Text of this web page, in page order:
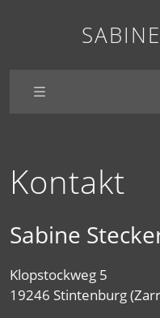
SABINE
Insel
Kontakt
Sabine
Klopstockweg 5
19246 Stintenburg